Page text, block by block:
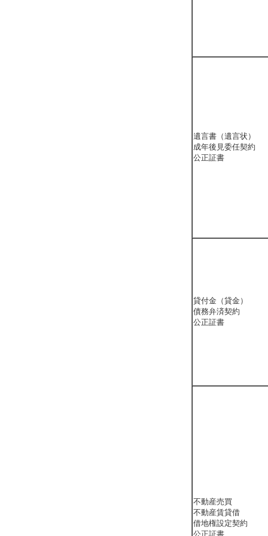
遺言書（遺言状）
成年後見委任契約
公正証書
貸付金（貸金）
債務弁済契約
公正証書
不動産売買
不動産賃貸借
借地権設定契約
公正証書